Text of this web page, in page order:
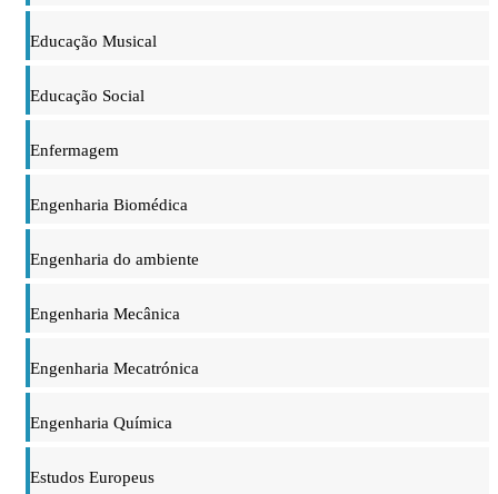
Educação Musical
Educação Social
Enfermagem
Engenharia Biomédica
Engenharia do ambiente
Engenharia Mecânica
Engenharia Mecatrónica
Engenharia Química
Estudos Europeus